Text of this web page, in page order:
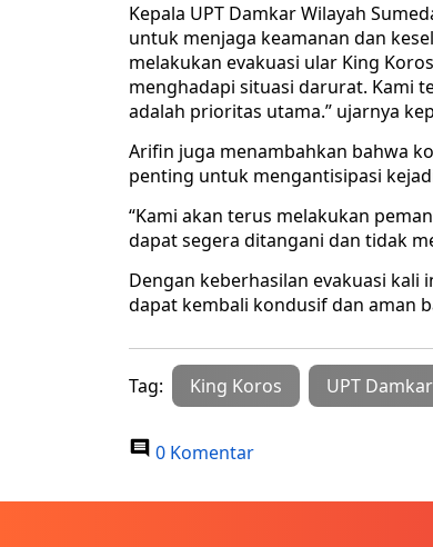
Kepala UPT Damkar Wilayah
untuk menjaga keamanan dan
melakukan evakuasi ular King
menghadapi situasi darurat. Kami
adalah prioritas utama.” ujarnya
Arifin juga menambahkan bahwa
penting untuk mengantisipasi
“Kami akan terus melakukan
dapat segera ditangani dan tidak
Dengan keberhasilan evakuasi
dapat kembali kondusif dan aman
Tag: King Koros UPT
0 Komentar